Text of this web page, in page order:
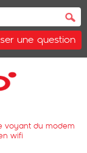
une question
voyant du modem
wifi